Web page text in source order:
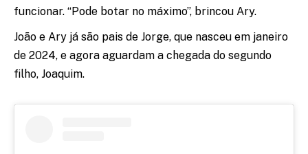
funcionar. “Pode botar no máximo”, brincou Ary.
João e Ary já são pais de Jorge, que nasceu em janeiro
de 2024, e agora aguardam a chegada do segundo
filho, Joaquim.